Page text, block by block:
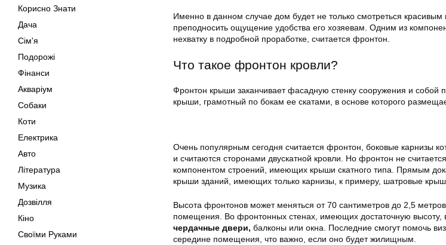
Корисно Знати
Дача
Сім'я
Подорожі
Фінанси
Акваріум
Собаки
Коти
Електрика
Авто
Література
Музика
Дозвілля
Кіно
Своїми Руками
Именно в данном случае дом будет не только смотреться
преподносить ощущение удобства его хозяевам. Одним из
нехватку в подробной проработке, считается фронтон.
Что такое фронтон кровли?
Фронтон крыши заканчивает фасадную стенку сооружения и собой
крыши, грамотный по бокам ее скатами, в основе которого
Очень популярным сегодня считается фронтон, боковые карнизы
и считаются сторонами двускатной кровли. Но фронтон не
компонентом строений, имеющих крыши скатного типа. Прямым
крыши зданий, имеющих только карнизы, к примеру, шатровые
Высота фронтонов может меняться от 70 сантиметров до 2,5
помещения. Во фронтонных стенах, имеющих достаточную высоту,
чердачные двери, балконы или окна. Последние смогут помочь
середине помещения, что важно, если оно будет жилищным.